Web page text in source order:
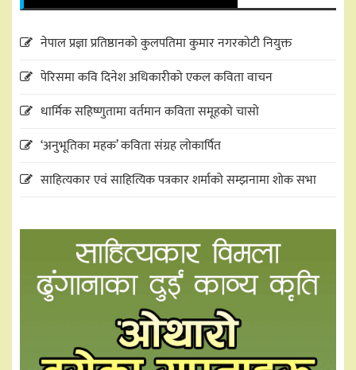
नेपाल प्रज्ञा प्रतिष्ठानको कुलपतिमा कुमार नगरकोटी नियुक्त
पेरिसमा कवि दिनेश अधिकारीको एकल कविता वाचन
धार्मिक सहिष्णुतामा वर्तमान कविता समूहको चासो
‘अनुभूतिका महक’ कविता संग्रह लोकार्पित
साहित्यकार एवं साहित्यिक पत्रकार शर्माको सम्झनामा शोक सभा